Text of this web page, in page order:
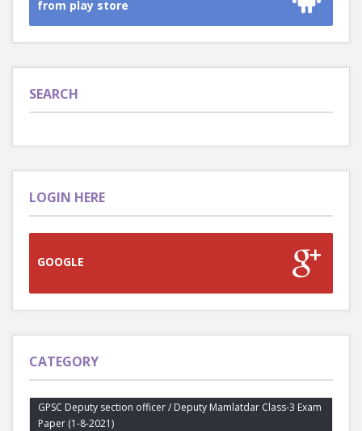
from play store
SEARCH
LOGIN HERE
GOOGLE
CATEGORY
GPSC Deputy section officer / Deputy Mamlatdar Class-3 Exam
Paper (1-8-2021)